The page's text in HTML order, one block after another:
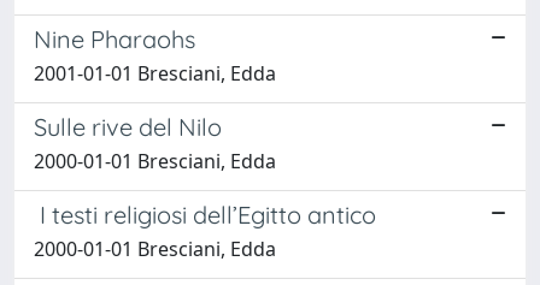
Nine Pharaohs
2001-01-01 Bresciani, Edda
Sulle rive del Nilo
2000-01-01 Bresciani, Edda
I testi religiosi dell’Egitto antico
2000-01-01 Bresciani, Edda